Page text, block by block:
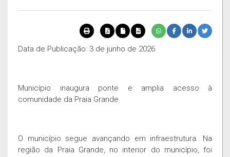
Data de Publicação: 3 de junho de 2026
Município inaugura ponte e amplia acesso à
comunidade da Praia Grande
O município segue avançando em infraestrutura. Na
região da Praia Grande, no interior do município, foi